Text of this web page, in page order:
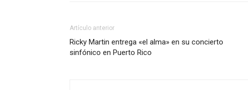
Artículo anterior
Ricky Martin entrega «el alma» en su concierto
sinfónico en Puerto Rico